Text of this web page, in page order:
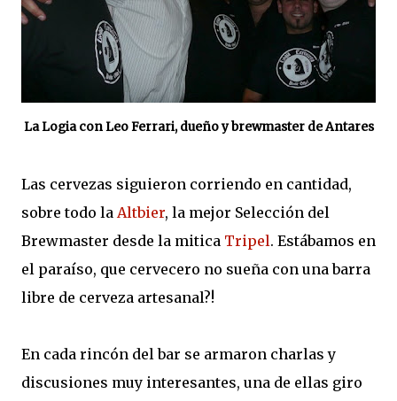
La Logia con Leo Ferrari, dueño y brewmaster de Antares
Las cervezas siguieron corriendo en cantidad,
sobre todo la Altbier, la mejor Selección del
Brewmaster desde la mitica Tripel. Estábamos en
el paraíso, que cervecero no sueña con una barra
libre de cerveza artesanal?!
En cada rincón del bar se armaron charlas y
discusiones muy interesantes, una de ellas giro